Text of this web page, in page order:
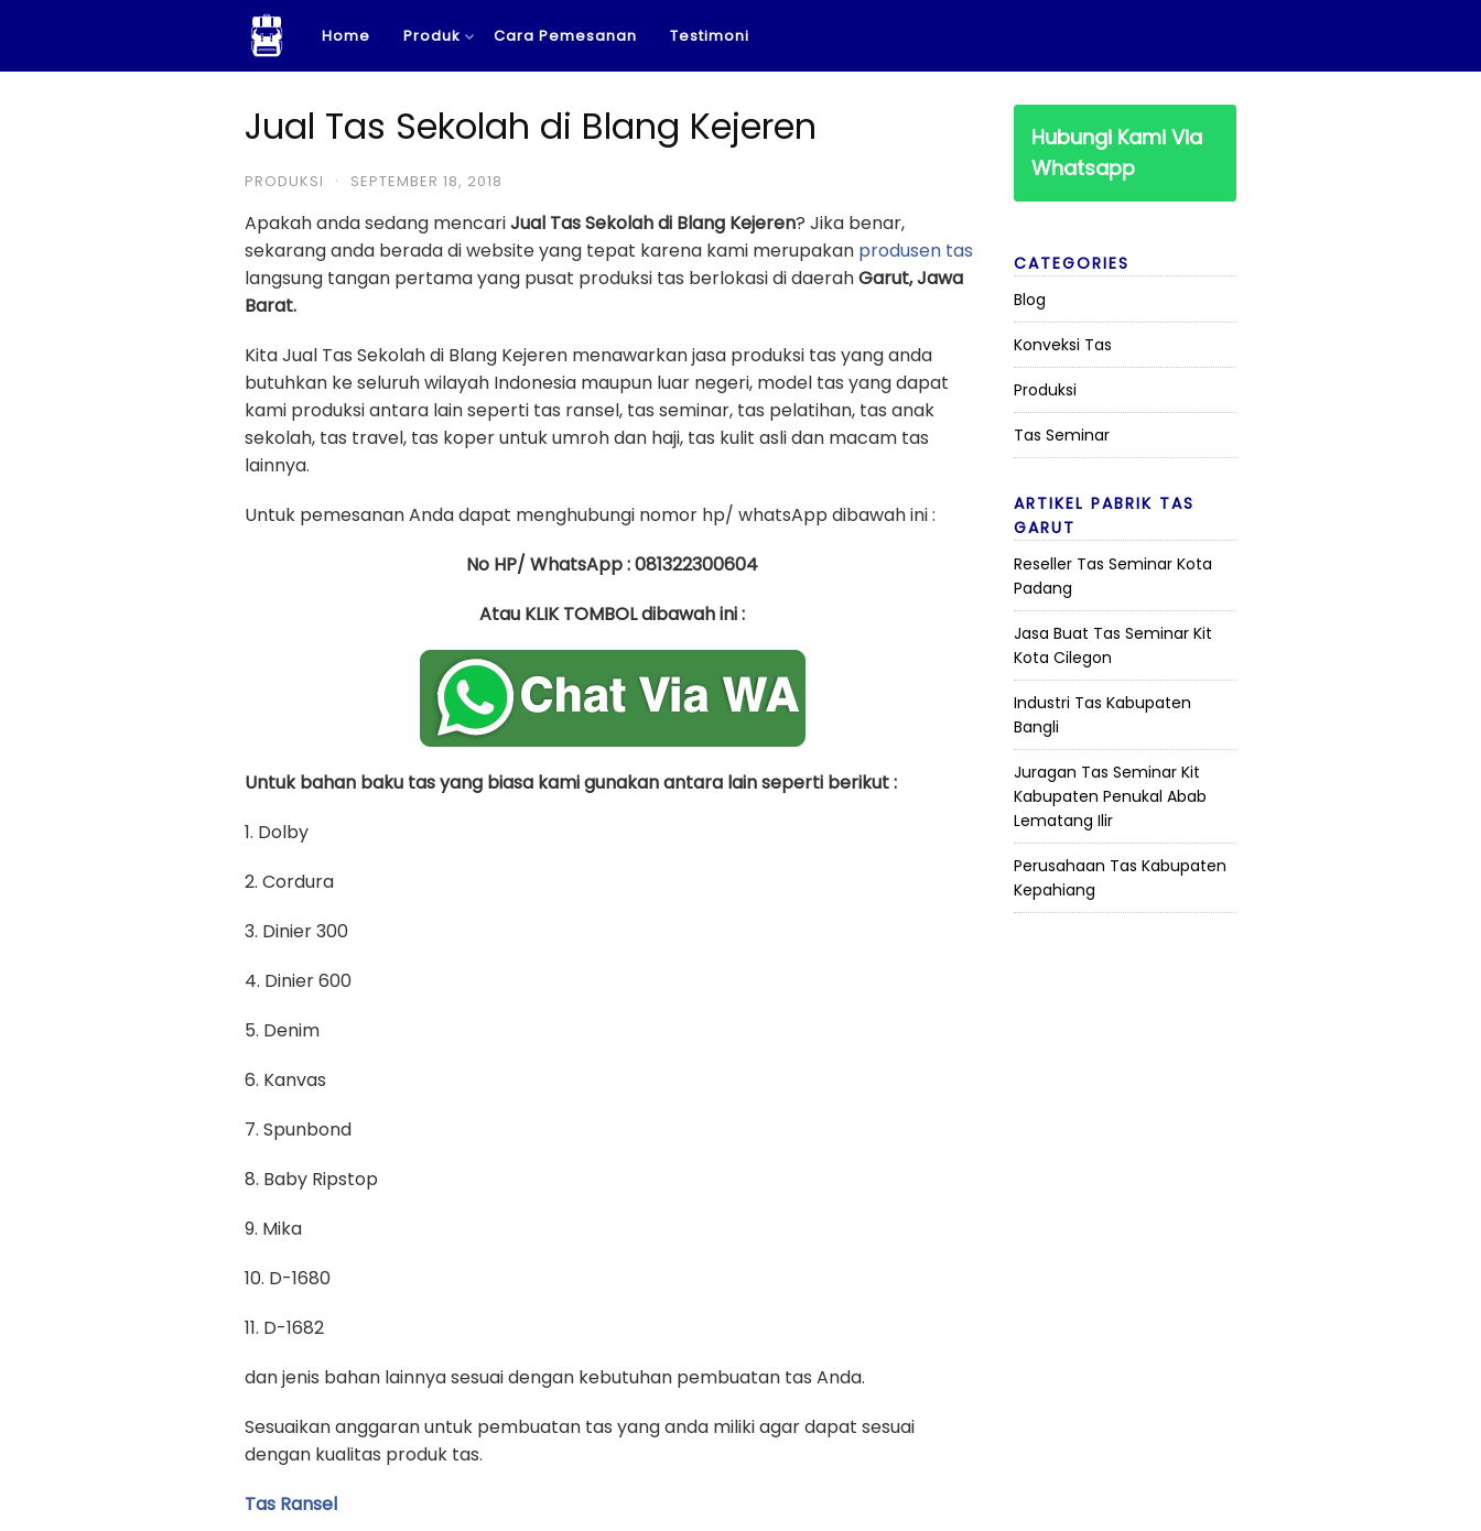
content
Home Produk Cara Pemesanan Testimoni
Jual Tas Sekolah di Blang Kejeren
PRODUKSI · SEPTEMBER 18, 2018
Apakah anda sedang mencariJual Tas Sekolah di Blang Kejeren? Jika benar,
sekarang anda berada di website yang tepat karena kami merupakan produsen tas
langsung tangan pertama yang pusat produksi tas berlokasi di daerahGarut, Jawa
Barat.
Kita Jual Tas Sekolah di Blang Kejeren menawarkan jasa produksi tas yang anda
butuhkan ke seluruh wilayah Indonesia maupun luar negeri, model tas yang dapat
kami produksi antara lain seperti tas ransel, tas seminar, tas pelatihan, tas anak
sekolah, tas travel, tas koper untuk umroh dan haji, tas kulit asli dan macam tas
lainnya.
Untuk pemesanan Anda dapat menghubungi nomor hp/ whatsApp dibawah ini :
No HP/ WhatsApp : 081322300604
Atau KLIK TOMBOL dibawah ini :
Untuk bahan baku tas yang biasa kami gunakan antara lain seperti berikut :
1. Dolby
2. Cordura
3. Dinier 300
4. Dinier 600
5. Denim
6. Kanvas
7. Spunbond
8. Baby Ripstop
9. Mika
10. D-1680
11. D-1682
dan jenis bahan lainnya sesuai dengan kebutuhan pembuatan tas Anda.
Sesuaikan anggaran untuk pembuatan tas yang anda miliki agar dapat sesuai
dengan kualitas produk tas.
Tas Ransel
Hubungi Kami Via
Whatsapp
CATEGORIES
Blog
Konveksi Tas
Produksi
Tas Seminar
ARTIKEL PABRIK TAS
GARUT
Reseller Tas Seminar Kota
Padang
Jasa Buat Tas Seminar Kit
Kota Cilegon
Industri Tas Kabupaten
Bangli
Juragan Tas Seminar Kit
Kabupaten Penukal Abab
Lematang Ilir
Perusahaan Tas Kabupaten
Kepahiang